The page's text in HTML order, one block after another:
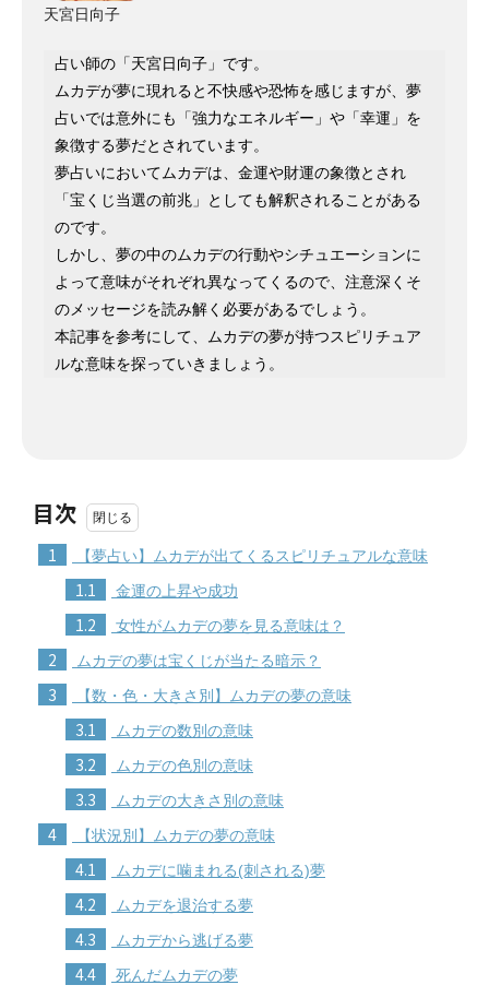
天宮日向子
占い師の「天宮日向子」です。
ムカデが夢に現れると不快感や恐怖を感じますが、夢
占いでは意外にも「強力なエネルギー」や「幸運」を
象徴する夢だとされています。
夢占いにおいてムカデは、金運や財運の象徴とされ
「宝くじ当選の前兆」としても解釈されることがある
のです。
しかし、夢の中のムカデの行動やシチュエーションに
よって意味がそれぞれ異なってくるので、注意深くそ
のメッセージを読み解く必要があるでしょう。
本記事を参考にして、ムカデの夢が持つスピリチュア
ルな意味を探っていきましょう。
目次
1 【夢占い】ムカデが出てくるスピリチュアルな意味
1.1 金運の上昇や成功
1.2 女性がムカデの夢を見る意味は？
2 ムカデの夢は宝くじが当たる暗示？
3 【数・色・大きさ別】ムカデの夢の意味
3.1 ムカデの数別の意味
3.2 ムカデの色別の意味
3.3 ムカデの大きさ別の意味
4 【状況別】ムカデの夢の意味
4.1 ムカデに噛まれる(刺される)夢
4.2 ムカデを退治する夢
4.3 ムカデから逃げる夢
4.4 死んだムカデの夢